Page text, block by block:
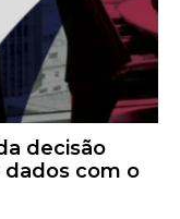
decisão
com o